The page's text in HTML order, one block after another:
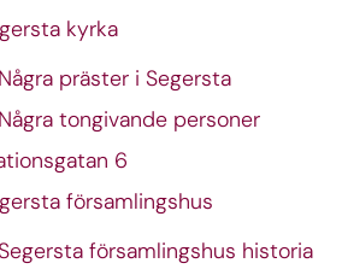
kyrka
Några präster i Segersta
Några tongivande personer
6
församlingshus
församlingshus historia